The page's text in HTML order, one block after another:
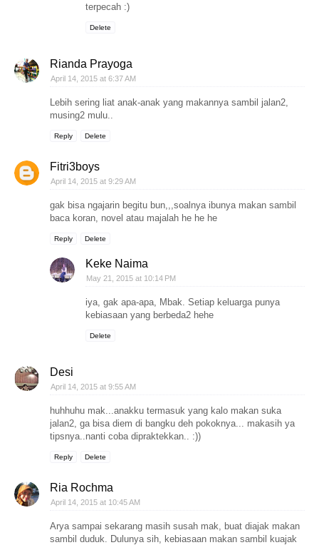
terpecah :)
Delete
Rianda Prayoga
April 14, 2015 at 6:37 AM
Lebih sering liat anak-anak yang makannya sambil jalan2,
musing2 mulu..
Reply Delete
Fitri3boys
April 14, 2015 at 9:29 AM
gak bisa ngajarin begitu bun,,,soalnya ibunya makan sambil
baca koran, novel atau majalah he he he
Reply Delete
Keke Naima
May 21, 2015 at 10:14 PM
iya, gak apa-apa, Mbak. Setiap keluarga punya
kebiasaan yang berbeda2 hehe
Delete
Desi
April 14, 2015 at 9:55 AM
huhhuhu mak...anakku termasuk yang kalo makan suka
jalan2, ga bisa diem di bangku deh pokoknya... makasih ya
tipsnya..nanti coba dipraktekkan.. :))
Reply Delete
Ria Rochma
April 14, 2015 at 10:45 AM
Arya sampai sekarang masih susah mak, buat diajak makan
sambil duduk. Dulunya sih, kebiasaan makan sambil kuajak